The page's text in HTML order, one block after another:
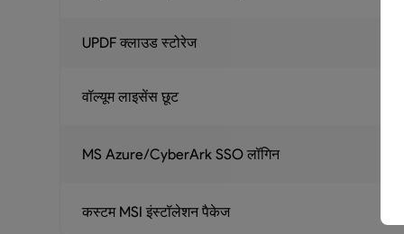
UPDF क्लाउड स्टोरेज
वॉल्यूम लाइसेंस छूट
MS Azure/CyberArk SSO लॉगिन
कस्टम MSI इंस्टॉलेशन पैकेज